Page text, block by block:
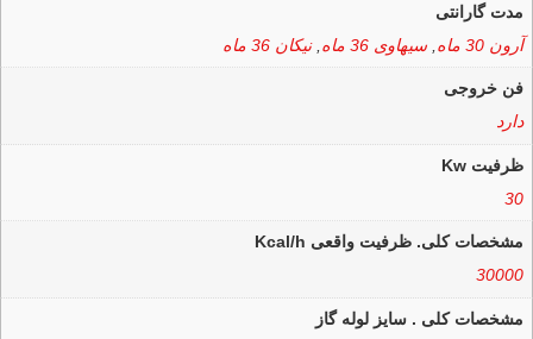
مدت گارانتی
آرون 30 ماه
,سیهاوی 36 ماه ,نیکان 36 ماه
فن خروجی
دارد
ظرفیت Kw
30
مشخصات کلی. ظرفیت واقعی Kcal/h
30000
مشخصات کلی . سایز لوله گاز